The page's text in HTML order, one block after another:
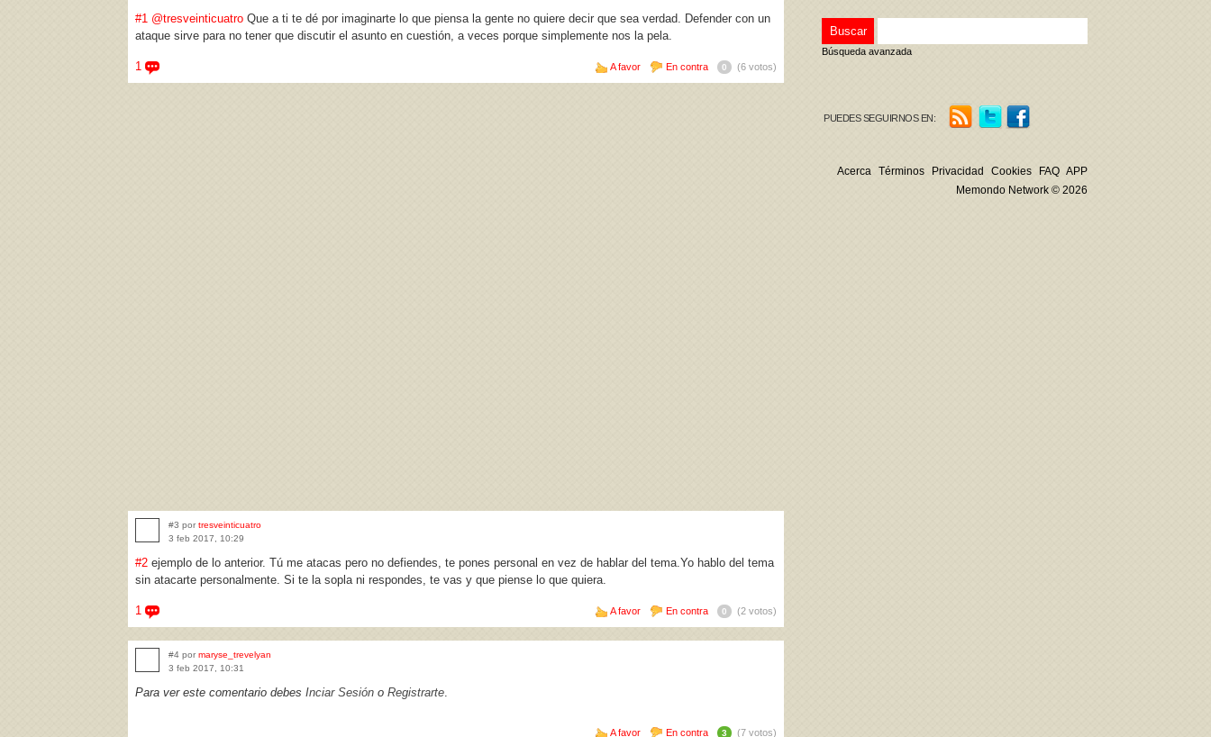
#1 @tresveinticuatro Que a ti te dé por imaginarte lo que piensa la gente no quiere decir que sea verdad. Defender con un
ataque sirve para no tener que discutir el asunto en cuestión, a veces porque simplemente nos la pela.
1 A favor En contra 0 (6 votos)
#3 por tresveinticuatro
3 feb 2017, 10:29
#2 ejemplo de lo anterior. Tú me atacas pero no defiendes, te pones personal en vez de hablar del tema.Yo hablo del tema
sin atacarte personalmente. Si te la sopla ni respondes, te vas y que piense lo que quiera.
1 A favor En contra 0 (2 votos)
#4 por maryse_trevelyan
3 feb 2017, 10:31
Para ver este comentario debes Inciar Sesión o Registrarte.
A favor En contra 3 (7 votos)
Búsqueda avanzada
PUEDES SEGUIRNOS EN:
Acerca Términos Privacidad Cookies FAQ APP
Memondo Network © 2026